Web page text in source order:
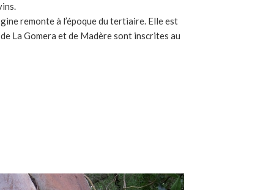
remonte à l’époque du tertiaire. Elle est
La Gomera et de Madère sont inscrites au